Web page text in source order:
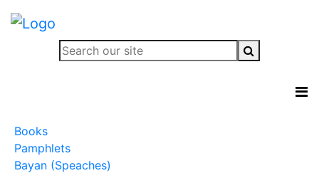
Books
Pamphlets
Bayan (Speaches)